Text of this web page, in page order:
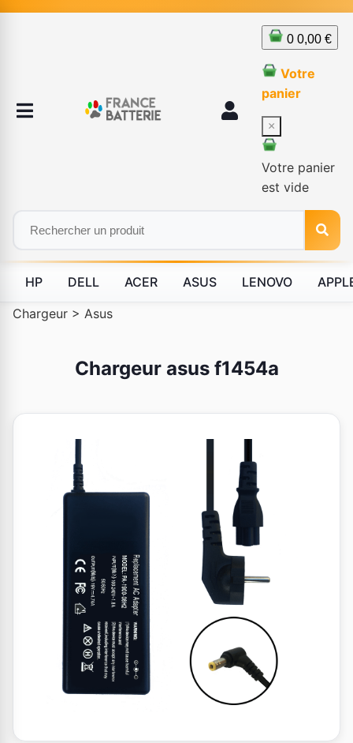
0 0,00 €
Votre
panier
×
Votre panier
est vide
HP DELL ACER ASUS LENOVO
Chargeur > Asus
Chargeur asus f1454a